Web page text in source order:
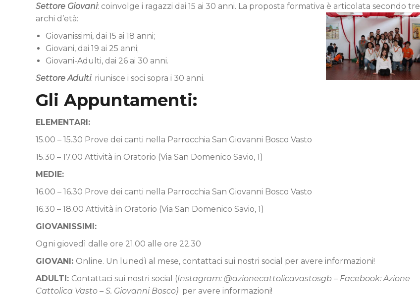
Settore Giovani: coinvolge i ragazzi dai 15 ai 30 anni. La proposta formativa è articolata secondo tre
archi d’età:
Giovanissimi, dai 15 ai 18 anni;
Giovani, dai 19 ai 25 anni;
Giovani-Adulti, dai 26 ai 30 anni.
Settore Adulti: riunisce i soci sopra i 30 anni.
Gli Appuntamenti:
ELEMENTARI:
15.00 – 15.30 Prove dei canti nella Parrocchia San Giovanni Bosco Vasto
15.30 – 17.00 Attività in Oratorio (Via San Domenico Savio, 1)
MEDIE:
16.00 – 16.30 Prove dei canti nella Parrocchia San Giovanni Bosco Vasto
16.30 – 18.00 Attività in Oratorio (Via San Domenico Savio, 1)
GIOVANISSIMI:
Ogni giovedì dalle ore 21.00 alle ore 22.30
GIOVANI: Online. Un lunedì al mese, contattaci sui nostri social per avere informazioni!
ADULTI: Contattaci sui nostri social (Instagram: @azionecattolicavastosgb – Facebook: Azione
Cattolica Vasto – S. Giovanni Bosco) per avere informazioni!